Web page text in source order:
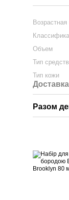
Возрастная
Объем
Тип
Тип кожи
Доставка
Разом